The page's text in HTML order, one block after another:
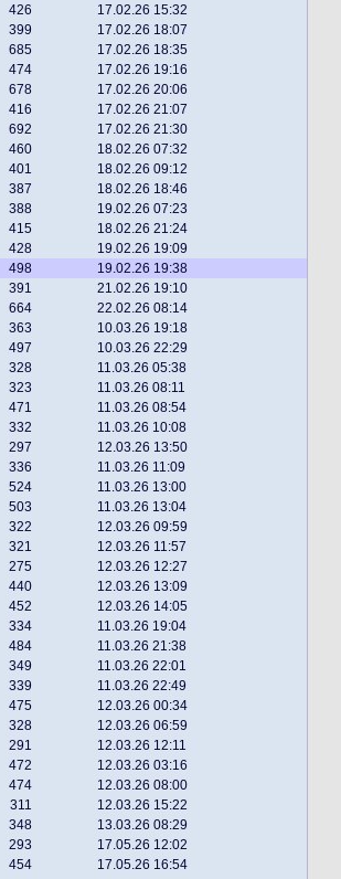
426 17.02.26 15:32
399 17.02.26 18:07
685 17.02.26 18:35
474 17.02.26 19:16
678 17.02.26 20:06
416 17.02.26 21:07
692 17.02.26 21:30
460 18.02.26 07:32
401 18.02.26 09:12
387 18.02.26 18:46
388 19.02.26 07:23
415 18.02.26 21:24
428 19.02.26 19:09
498 19.02.26 19:38
391 21.02.26 19:10
664 22.02.26 08:14
363 10.03.26 19:18
497 10.03.26 22:29
328 11.03.26 05:38
323 11.03.26 08:11
471 11.03.26 08:54
332 11.03.26 10:08
297 12.03.26 13:50
336 11.03.26 11:09
524 11.03.26 13:00
503 11.03.26 13:04
322 12.03.26 09:59
321 12.03.26 11:57
275 12.03.26 12:27
440 12.03.26 13:09
452 12.03.26 14:05
334 11.03.26 19:04
484 11.03.26 21:38
349 11.03.26 22:01
339 11.03.26 22:49
475 12.03.26 00:34
328 12.03.26 06:59
291 12.03.26 12:11
472 12.03.26 03:16
474 12.03.26 08:00
311 12.03.26 15:22
348 13.03.26 08:29
293 17.05.26 12:02
454 17.05.26 16:54